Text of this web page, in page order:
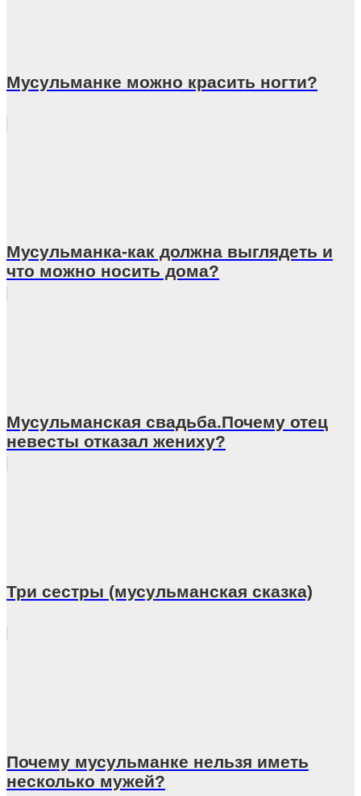
Мусульманке можно красить ногти?
Мусульманка-как должна выглядеть и
что можно носить дома?
Мусульманcкая свадьба.Почему отец
невесты отказал жениху?
Три сестры (мусульманская сказка)
Почему мусульманке нельзя иметь
несколько мужей?